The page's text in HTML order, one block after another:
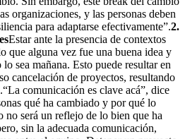
organizaciones, y las personas deben
para adaptarse efectivamente”.2.
Estar ante la presencia de contextos
que alguna vez fue una buena idea y
sea mañana. Esto puede resultar en
cancelación de proyectos, resultando
comunicación es clave acá”, dice
qué ha cambiado y por qué lo
no será un reflejo de lo bien que ha
sin la adecuada comunicación,